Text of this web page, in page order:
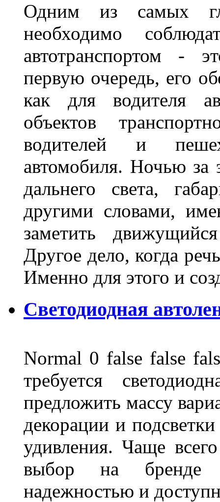
Одним из самых
необходимо
автотранспортом -
первую очередь, его
как для водителя
объектов
водителей и
автомобиля. Ночью за
дальнего света,
другими словами,
заметить
Другое дело, когда
Именно для этого и
Светодиодная
Normal 0 false false
требуется
предложить массу
декорации и
удивления. Чаще
выбор на бренде
надежностью и